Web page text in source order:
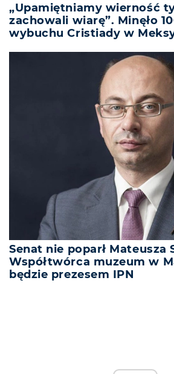
„Upamiętniamy wierność
zachowali wiarę”. Minęło
wybuchu Cristiady w
Senat nie poparł Mateusza
Współtwórca muzeum w
będzie prezesem IPN